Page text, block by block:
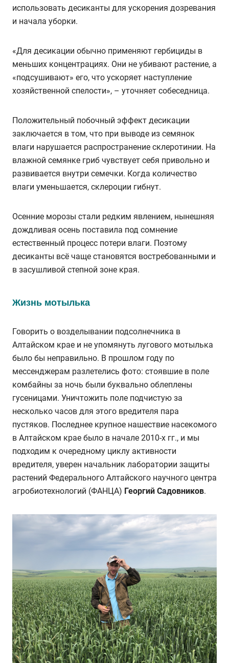
использовать десиканты для ускорения дозревания
и начала уборки.
«Для десикации обычно применяют гербициды в
меньших концентрациях. Они не убивают растение, а
«подсушивают» его, что ускоряет наступление
хозяйственной спелости», – уточняет собеседница.
Положительный побочный эффект десикации
заключается в том, что при выводе из семянок
влаги нарушается распространение склеротинии. На
влажной семянке гриб чувствует себя привольно и
развивается внутри семечки. Когда количество
влаги уменьшается, склероции гибнут.
Осенние морозы стали редким явлением, нынешняя
дождливая осень поставила под сомнение
естественный процесс потери влаги. Поэтому
десиканты всё чаще становятся востребованными и
в засушливой степной зоне края.
Жизнь мотылька
Говорить о возделывании подсолнечника в
Алтайском крае и не упомянуть лугового мотылька
было бы неправильно. В прошлом году по
мессенджерам разлетелись фото: стоявшие в поле
комбайны за ночь были буквально облеплены
гусеницами. Уничтожить поле подчистую за
несколько часов для этого вредителя пара
пустяков. Последнее крупное нашествие насекомого
в Алтайском крае было в начале 2010-х гг., и мы
подходим к очередному циклу активности
вредителя, уверен начальник лаборатории защиты
растений Федерального Алтайского научного центра
агробиотехнологий (ФАНЦА) Георгий Садовников.